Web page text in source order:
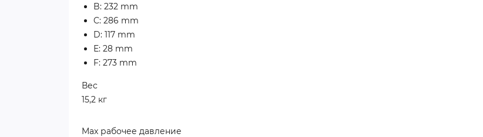
B: 232 mm
C: 286 mm
D: 117 mm
E: 28 mm
F: 273 mm
Вес
15,2 кг
Max рабочее давление